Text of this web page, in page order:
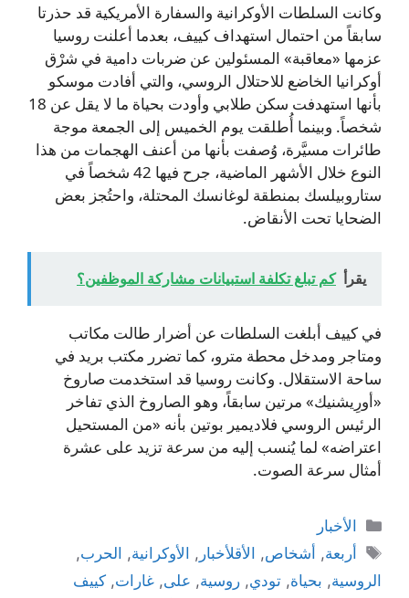
وكانت السلطات الأوكرانية والسفارة الأمريكية قد حذرتا
سابقاً من احتمال استهداف كييف، بعدما أعلنت روسيا
عزمها «معاقبة» المسئولين عن ضربات دامية في شرْق
أوكرانيا الخاضع للاحتلال الروسي، والتي أفادت موسكو
بأنها استهدفت سكن طلابي وأودت بحياة ما لا يقل عن 18
شخصاً. وبينما أُطلقت يوم الخميس إلى الجمعة موجة
طائرات مسيَّرة، وُصفت بأنها من أعنف الهجمات من هذا
النوع خلال الأشهر الماضية، جرح فيها 42 شخصاً في
ستاروبيلسك بمنطقة لوغانسك المحتلة، واحتُجز بعض
الضحايا تحت الأنقاض.
يقرأ كم تبلغ تكلفة استبيانات مشاركة الموظفين؟
في كييف أبلغت السلطات عن أضرار طالت مكاتب
ومتاجر ومدخل محطة مترو، كما تضرر مكتب بريد في
ساحة الاستقلال. وكانت روسيا قد استخدمت صاروخ
«أورِيشنيك» مرتين سابقاً، وهو الصاروخ الذي تفاخر
الرئيس الروسي فلاديمير بوتين بأنه «من المستحيل
اعتراضه» لما يُنسب إليه من سرعة تزيد على عشرة
أمثال سرعة الصوت.
التصنيفات
الأخبار
الوسوم
أربعة, أشخاص, الأقلأخبار , الأوكرانية, الحرب,
الروسية, بحياة, تودي, روسية, على, غارات, كييف